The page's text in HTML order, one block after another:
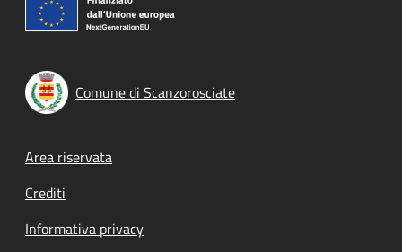
Comune di Scanzorosciate
Footer menu
Area riservata
Crediti
Informativa privacy